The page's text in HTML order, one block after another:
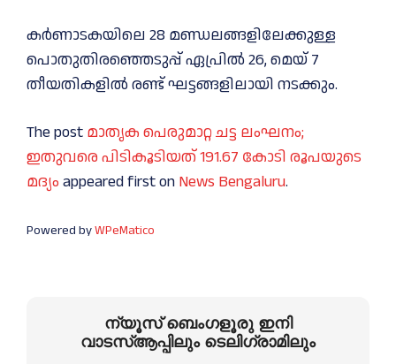
കർണാടകയിലെ 28 മണ്ഡലങ്ങളിലേക്കുള്ള
പൊതുതിരഞ്ഞെടുപ്പ് ഏപ്രിൽ 26, മെയ് 7
തീയതികളിൽ രണ്ട് ഘട്ടങ്ങളിലായി നടക്കും.
The post മാതൃക പെരുമാറ്റ ചട്ട ലംഘനം;
ഇതുവരെ പിടികൂടിയത് 191.67 കോടി രൂപയുടെ
മദ്യം appeared first on News Bengaluru.
Powered byWPeMatico
ന്യൂസ് ബെംഗളൂരു ഇനി
വാടസ്ആപ്പിലും ടെലിഗ്രാമിലും